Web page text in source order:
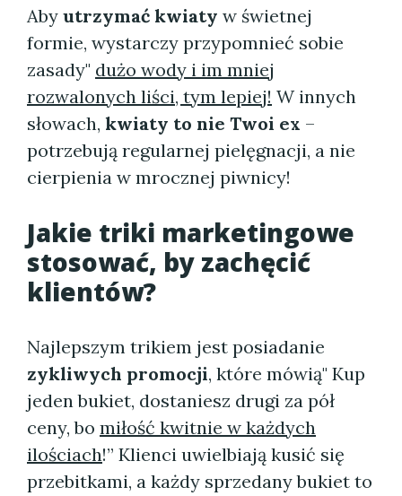
Aby utrzymać kwiaty w świetnej
formie, wystarczy przypomnieć sobie
zasady" dużo wody i im mniej
rozwalonych liści, tym lepiej! W innych
słowach, kwiaty to nie Twoi ex –
potrzebują regularnej pielęgnacji, a nie
cierpienia w mrocznej piwnicy!
Jakie triki marketingowe
stosować, by zachęcić
klientów?
Najlepszym trikiem jest posiadanie
zykliwych promocji, które mówią" Kup
jeden bukiet, dostaniesz drugi za pół
ceny, bo miłość kwitnie w każdych
ilościach!” Klienci uwielbiają kusić się
przebitkami, a każdy sprzedany bukiet to